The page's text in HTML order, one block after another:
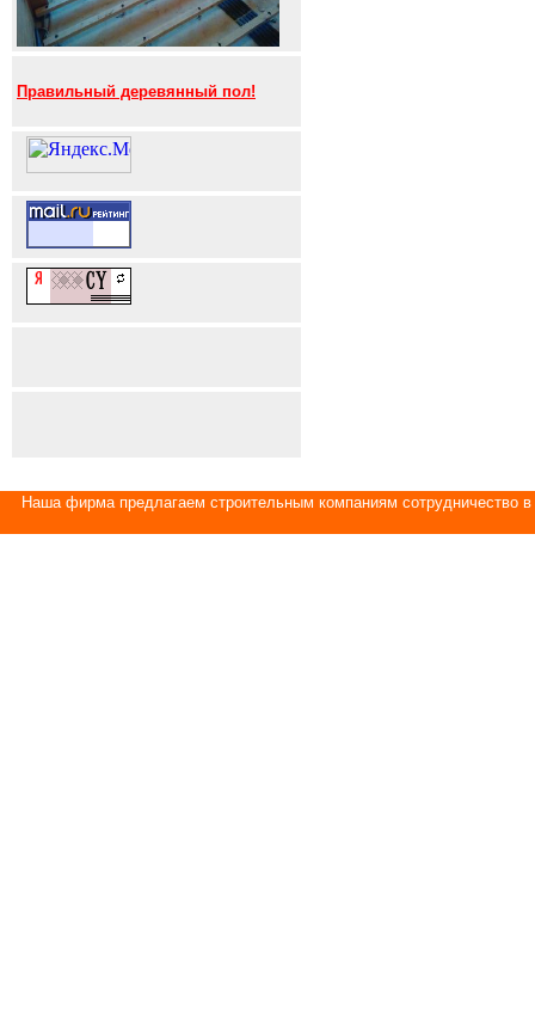
Правильный деревянный пол!
Наша фирма предлагаем строительным компаниям